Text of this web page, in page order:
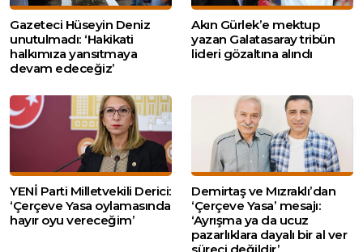
Gazeteci Hüseyin Deniz
unutulmadı: ‘Hakikati
halkımıza yansıtmaya
devam edeceğiz’
Akın Gürlek’e mektup
yazan Galatasaray tribün
lideri gözaltına alındı
YENİ Parti Milletvekili Derici:
‘Çerçeve Yasa oylamasında
hayır oyu vereceğim’
Demirtaş ve Mızraklı’dan
‘Çerçeve Yasa’ mesajı:
‘Ayrışma ya da ucuz
pazarlıklara dayalı bir al ver
süreci değildir’